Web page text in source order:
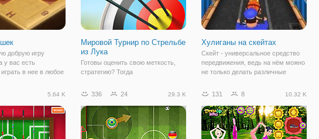
добрую игру
у вас есть
в нее в любое
насколько
в баталиях
Мировой Турнир по Стрельбе
из Лука
Готовы оценить свою меткость,
стратегию? Тогда
Мировой Турнир по Стрельбе из
роли луника, который принимает
участие в международном турнире
по стрельбе из лука.
Хулиганы на скейтах
Скейт - универсальное средство
передвижения, ведь на нём можно
не только делать различные
городу, а также путешествовать.
ребята используют совсем не по
5.64 K 336 24 29.3 K 131 8 10.32 K